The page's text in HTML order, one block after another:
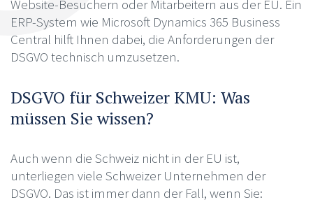
Website-Besuchern oder Mitarbeitern aus der EU. Ein
ERP-System wie Microsoft Dynamics 365 Business
Central hilft Ihnen dabei, die Anforderungen der
DSGVO technisch umzusetzen.
DSGVO für Schweizer KMU: Was
müssen Sie wissen?
Auch wenn die Schweiz nicht in der EU ist,
unterliegen viele Schweizer Unternehmen der
DSGVO. Das ist immer dann der Fall, wenn Sie: